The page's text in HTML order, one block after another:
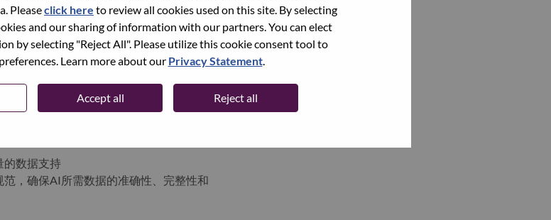
Pleaseclick here to review all cookies used on this site. By selecting
and our sharing of information with our partners. You can elect
by selecting "Reject All". Please utilize this cookie consent tool to
Learn more about our Privacy Statement.
Accept all Reject all
务需求转化为可落地的AI解决方案，确
型开发、落地上线到迭代优化的全生命
整体数字化技术能力
的数据支持
，确保AI所需数据的准确性、完整性和